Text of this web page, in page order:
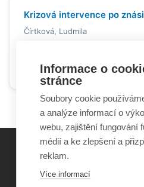
Krizová intervence po
Čírtková, Ludmila
Online dostupné Článek v
©Obecně prospěšná
Informace o
stránce
Soubory cookie
a analýze informací o
webu, zajištění fungování
médií a ke zlepšení a
reklam.
Více informací